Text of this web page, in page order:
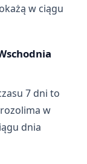
w ciągu
7 dni to
w
dnia